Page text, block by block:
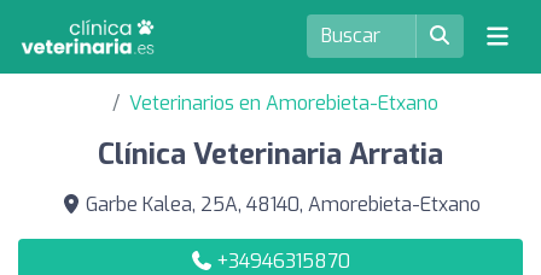
Veterinarios en Amorebieta-Etxano
Clínica Veterinaria Arratia
Garbe Kalea, 25A, 48140, Amorebieta-Etxano
+34946315870